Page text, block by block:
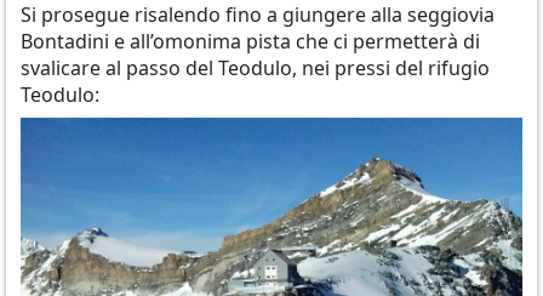
Si prosegue risalendo fino a giungere alla seggiovia
Bontadini e all’omonima pista che ci permetterà di
svalicare al passo del Teodulo, nei pressi del rifugio
Teodulo: